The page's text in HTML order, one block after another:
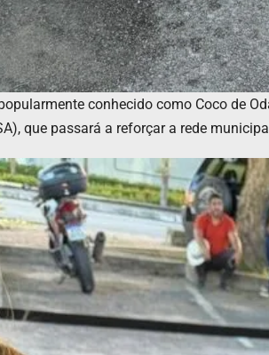
conhecido como Coco de
que passará a reforçar a rede